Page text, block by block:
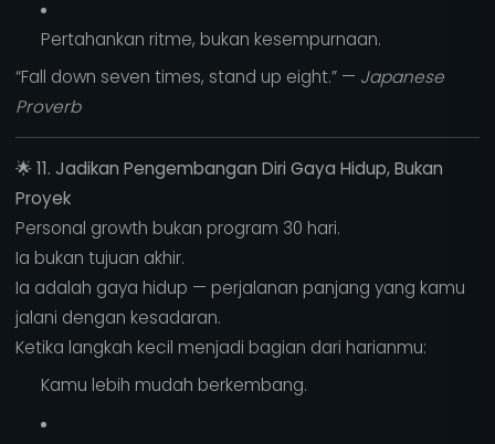
Pertahankan ritme, bukan kesempurnaan.
“Fall down seven times, stand up eight.” — Japanese
Proverb
🌟11. Jadikan Pengembangan Diri Gaya Hidup, Bukan
Proyek
Personal growth bukan program 30 hari.
Ia bukan tujuan akhir.
Ia adalah gaya hidup — perjalanan panjang yang kamu
jalani dengan kesadaran.
Ketika langkah kecil menjadi bagian dari harianmu:
Kamu lebih mudah berkembang.